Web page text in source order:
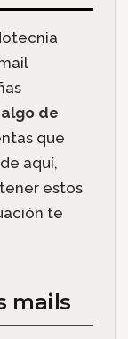
de
que
aquí,
estos
te
mails